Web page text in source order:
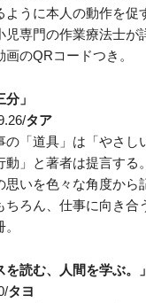
ように本人の動作を促
児専門の作業療法士が
のQRコードつき。
」
タア
「道具」は「やさし
動」と著者は提言する
思いを色々な角度から
ちろん、仕事に向き合
を読む、人間を学ぶ。」
タヨ